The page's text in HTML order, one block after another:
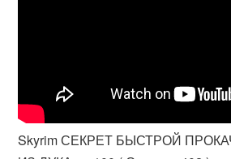
Skyrim СЕКРЕТ БЫСТРОЙ